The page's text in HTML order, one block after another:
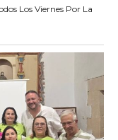
Los Viernes Por La